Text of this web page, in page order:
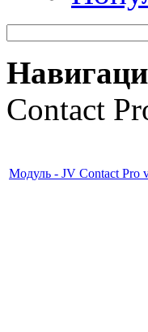
Contact
Модуль - JV Contact Pro